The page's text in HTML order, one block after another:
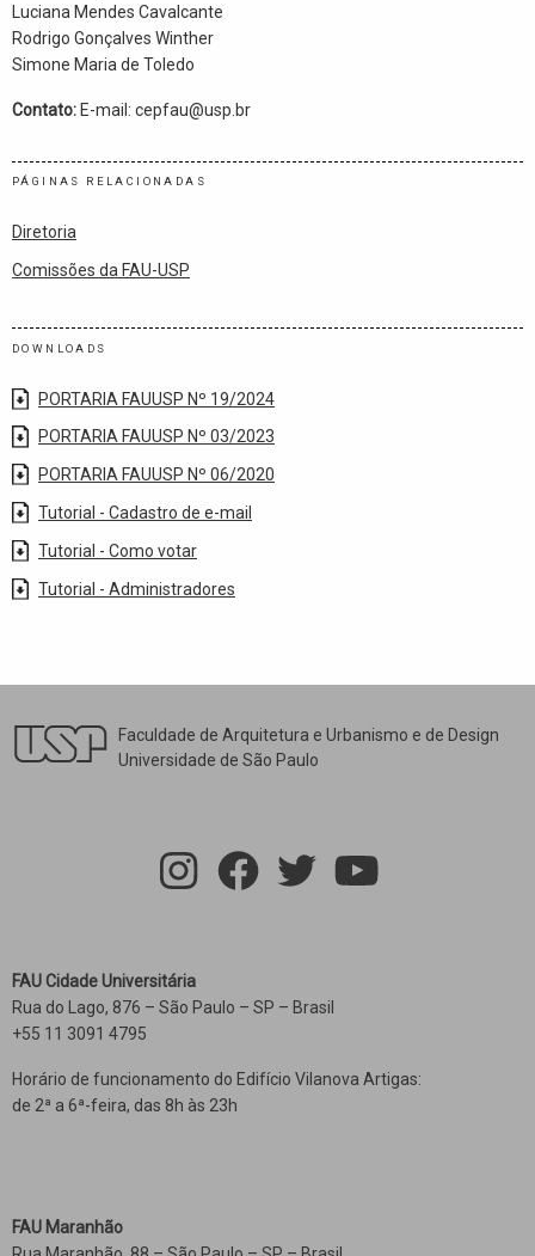
Luciana Mendes Cavalcante
Rodrigo Gonçalves Winther
Simone Maria de Toledo
Contato: E-mail: cepfau@usp.br
PÁGINAS RELACIONADAS
Diretoria
Comissões da FAU-USP
DOWNLOADS
PORTARIA FAUUSP Nº 19/2024
PORTARIA FAUUSP Nº 03/2023
PORTARIA FAUUSP Nº 06/2020
Tutorial - Cadastro de e-mail
Tutorial - Como votar
Tutorial - Administradores
Faculdade de Arquitetura e Urbanismo e de Design
Universidade de São Paulo
FAU Cidade Universitária
Rua do Lago, 876 – São Paulo – SP – Brasil
+55 11 3091 4795
Horário de funcionamento do Edifício Vilanova Artigas:
de 2ª a 6ª-feira, das 8h às 23h
FAU Maranhão